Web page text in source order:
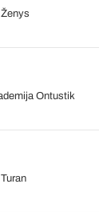
Ontustik